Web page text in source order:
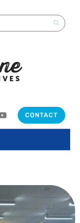
CONTACT